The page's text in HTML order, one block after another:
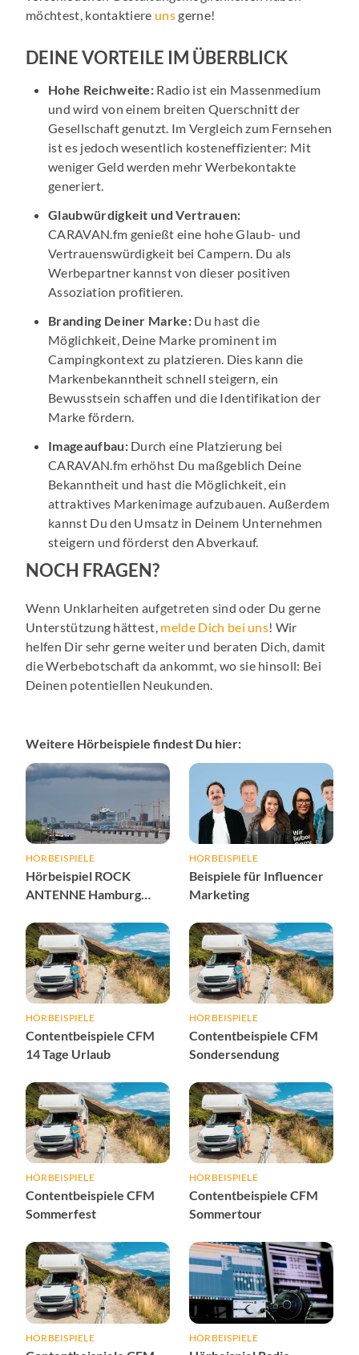
möchtest, kontaktiere unsgerne!
DEINE VORTEILE IM ÜBERBLICK
Hohe Reichweite: Radio ist ein Massenmedium
und wird von einem breiten Querschnitt der
Gesellschaft genutzt. Im Vergleich zum Fernsehen
ist es jedoch wesentlich kosteneffizienter: Mit
weniger Geld werden mehr Werbekontakte
generiert.
Glaubwürdigkeit und Vertrauen:
CARAVAN.fm genießt eine hohe Glaub- und
Vertrauenswürdigkeit bei Campern. Du als
Werbepartner kannst von dieser positiven
Assoziation profitieren.
Branding Deiner Marke: Du hast die
Möglichkeit, Deine Marke prominent im
Campingkontext zu platzieren. Dies kann die
Markenbekanntheit schnell steigern, ein
Bewusstsein schaffen und die Identifikation der
Marke fördern.
Imageaufbau:Durch eine Platzierung bei
CARAVAN.fm erhöhst Du maßgeblich Deine
Bekanntheit und hast die Möglichkeit, ein
attraktives Markenimage aufzubauen. Außerdem
kannst Du den Umsatz in Deinem Unternehmen
steigern und förderst den Abverkauf.
NOCH FRAGEN?
Wenn Unklarheiten aufgetreten sind oder Du gerne
Unterstützung hättest, melde Dich bei uns! Wir
helfen Dir sehr gerne weiter und beraten Dich, damit
die Werbebotschaft da ankommt, wo sie hinsoll: Bei
Deinen potentiellen Neukunden.
Weitere Hörbeispiele findest Du hier:
HÖRBEISPIELE
Hörbeispiel ROCK
ANTENNE Hamburg
HÖRBEISPIELE
Beispiele für Influencer
Marketing
HÖRBEISPIELE
Contentbeispiele CFM
14 Tage Urlaub
HÖRBEISPIELE
Contentbeispiele CFM
Sondersendung
HÖRBEISPIELE
Contentbeispiele CFM
Sommerfest
HÖRBEISPIELE
Contentbeispiele CFM
Sommertour
HÖRBEISPIELE HÖRBEISPIELE